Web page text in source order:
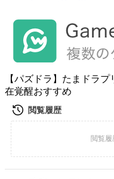
【パズドラ】たまドラ
在覚醒おすすめ